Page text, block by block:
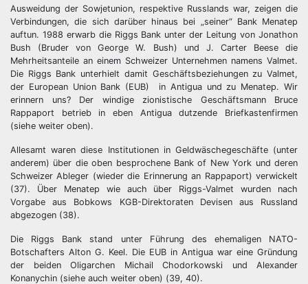
Ausweidung der Sowjetunion, respektive Russlands war, zeigen die
Verbindungen, die sich darüber hinaus bei „seiner“ Bank Menatep
auftun. 1988 erwarb die Riggs Bank unter der Leitung von Jonathon
Bush (Bruder von George W. Bush) und J. Carter Beese die
Mehrheitsanteile an einem Schweizer Unternehmen namens Valmet.
Die Riggs Bank unterhielt damit Geschäftsbeziehungen zu Valmet,
der European Union Bank (EUB) in Antigua und zu Menatep. Wir
erinnern uns? Der windige zionistische Geschäftsmann Bruce
Rappaport betrieb in eben Antigua dutzende Briefkastenfirmen
(siehe weiter oben).
Allesamt waren diese Institutionen in Geldwäschegeschäfte (unter
anderem) über die oben besprochene Bank of New York und deren
Schweizer Ableger (wieder die Erinnerung an Rappaport) verwickelt
(37). Über Menatep wie auch über Riggs-Valmet wurden nach
Vorgabe aus Bobkows KGB-Direktoraten Devisen aus Russland
abgezogen (38).
Die Riggs Bank stand unter Führung des ehemaligen NATO-
Botschafters Alton G. Keel. Die EUB in Antigua war eine Gründung
der beiden Oligarchen Michail Chodorkowski und Alexander
Konanychin (siehe auch weiter oben) (39, 40).